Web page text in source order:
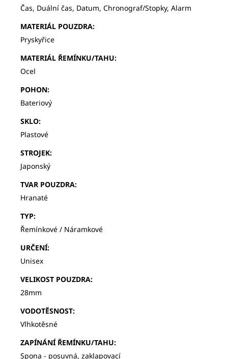
Čas, Duální čas, Datum, Chronograf/Stopky, Alarm
MATERIÁL POUZDRA:
Pryskyřice
MATERIÁL ŘEMÍNKU/TAHU:
Ocel
POHON:
Bateriový
SKLO:
Plastové
STROJEK:
Japonský
TVAR POUZDRA:
Hranaté
TYP:
Řemínkové / Náramkové
URČENÍ:
Unisex
VELIKOST POUZDRA:
28mm
VODOTĚSNOST:
Vlhkotěsné
ZAPÍNÁNÍ ŘEMÍNKU/TAHU:
Spona - posuvná, zaklapovací